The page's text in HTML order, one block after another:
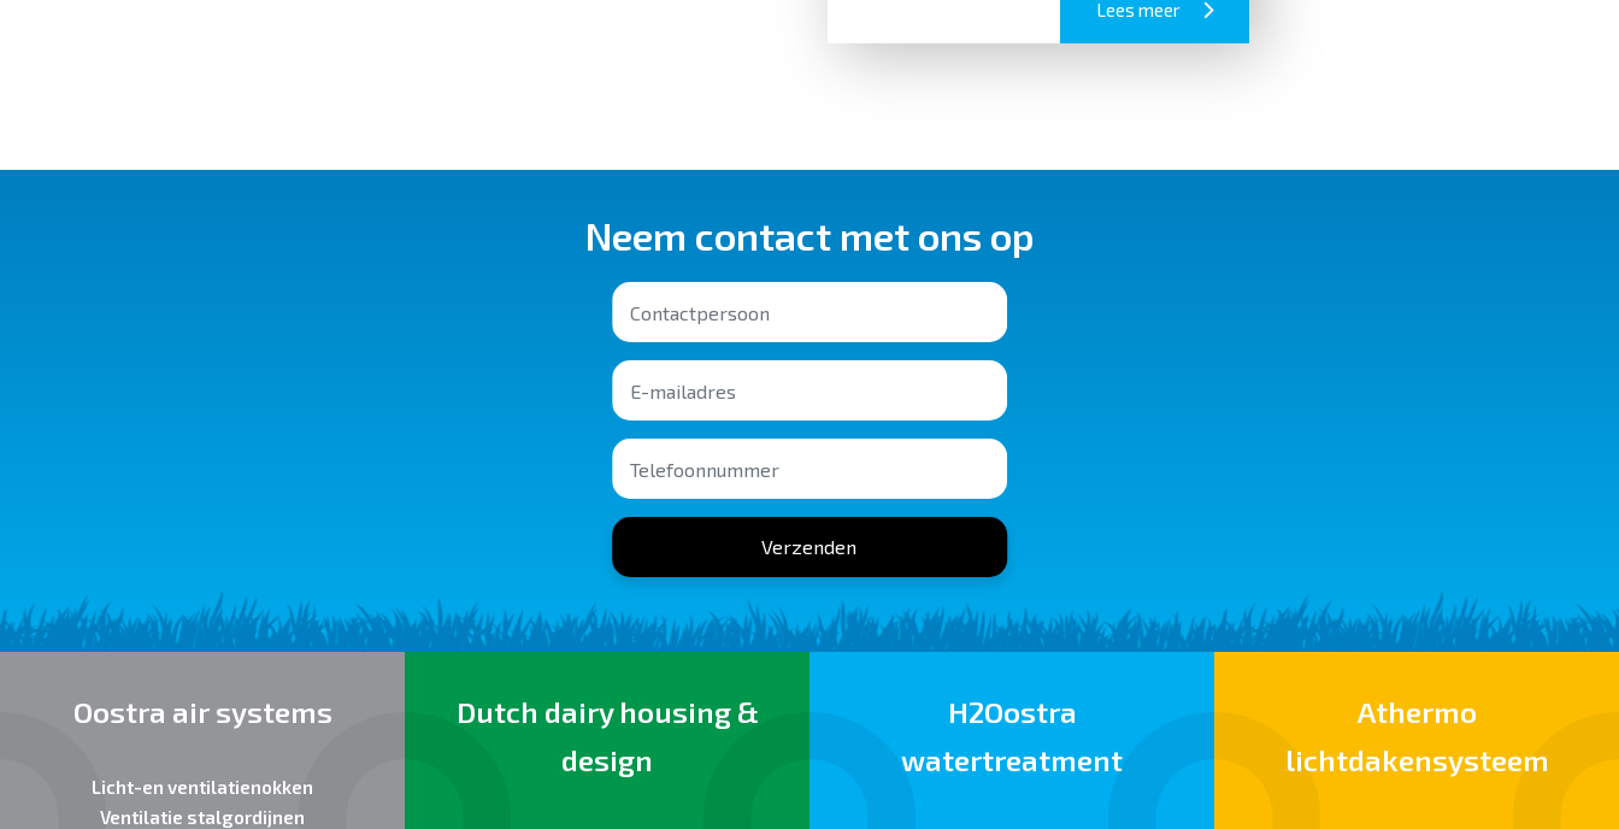
Lees meer
Neem contact met ons op
Verzenden
Oostra air systems
Licht-en ventilatienokken
Ventilatie stalgordijnen
Dutch dairy housing &
design
H2Oostra
watertreatment
Athermo
lichtdakensysteem